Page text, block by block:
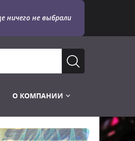
ничего не выбрали
О КОМПАНИИ